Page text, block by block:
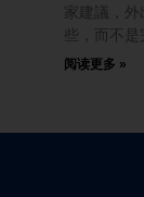
家建議，
些，而不是
阅读更多 »